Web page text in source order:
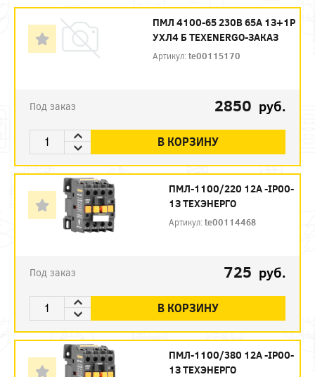
ПМЛ 4100-65 230В 65А 1З+1Р
УХЛ4 Б ТЕXENERGO-ЗАКАЗ
Артикул:te00115170
Под заказ 2850 руб.
В КОРЗИНУ
ПМЛ-1100/220 12А -IP00-
1З ТЕХЭНЕРГО
Артикул:te00114468
Под заказ 725 руб.
В КОРЗИНУ
ПМЛ-1100/380 12А -IP00-
1З ТЕХЭНЕРГО